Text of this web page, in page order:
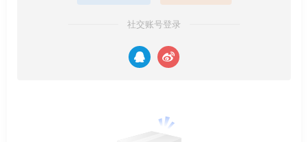
社交账号登录